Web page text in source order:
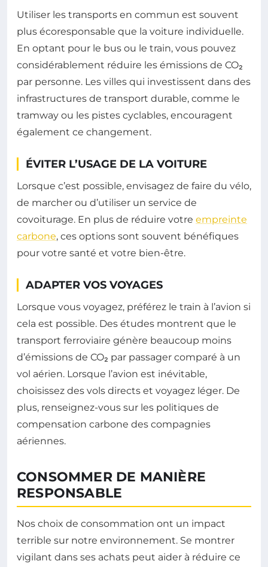
Utiliser les transports en commun est souvent
plus écoresponsable que la voiture individuelle.
En optant pour le bus ou le train, vous pouvez
considérablement réduire les émissions de CO₂
par personne. Les villes qui investissent dans des
infrastructures de transport durable, comme le
tramway ou les pistes cyclables, encouragent
également ce changement.
ÉVITER L’USAGE DE LA VOITURE
Lorsque c’est possible, envisagez de faire du vélo,
de marcher ou d’utiliser un service de
covoiturage. En plus de réduire votre empreinte
carbone, ces options sont souvent bénéfiques
pour votre santé et votre bien-être.
ADAPTER VOS VOYAGES
Lorsque vous voyagez, préférez le train à l’avion si
cela est possible. Des études montrent que le
transport ferroviaire génère beaucoup moins
d’émissions de CO₂ par passager comparé à un
vol aérien. Lorsque l’avion est inévitable,
choisissez des vols directs et voyagez léger. De
plus, renseignez-vous sur les politiques de
compensation carbone des compagnies
aériennes.
CONSOMMER DE MANIÈRE
RESPONSABLE
Nos choix de consommation ont un impact
terrible sur notre environnement. Se montrer
vigilant dans ses achats peut aider à réduire ce